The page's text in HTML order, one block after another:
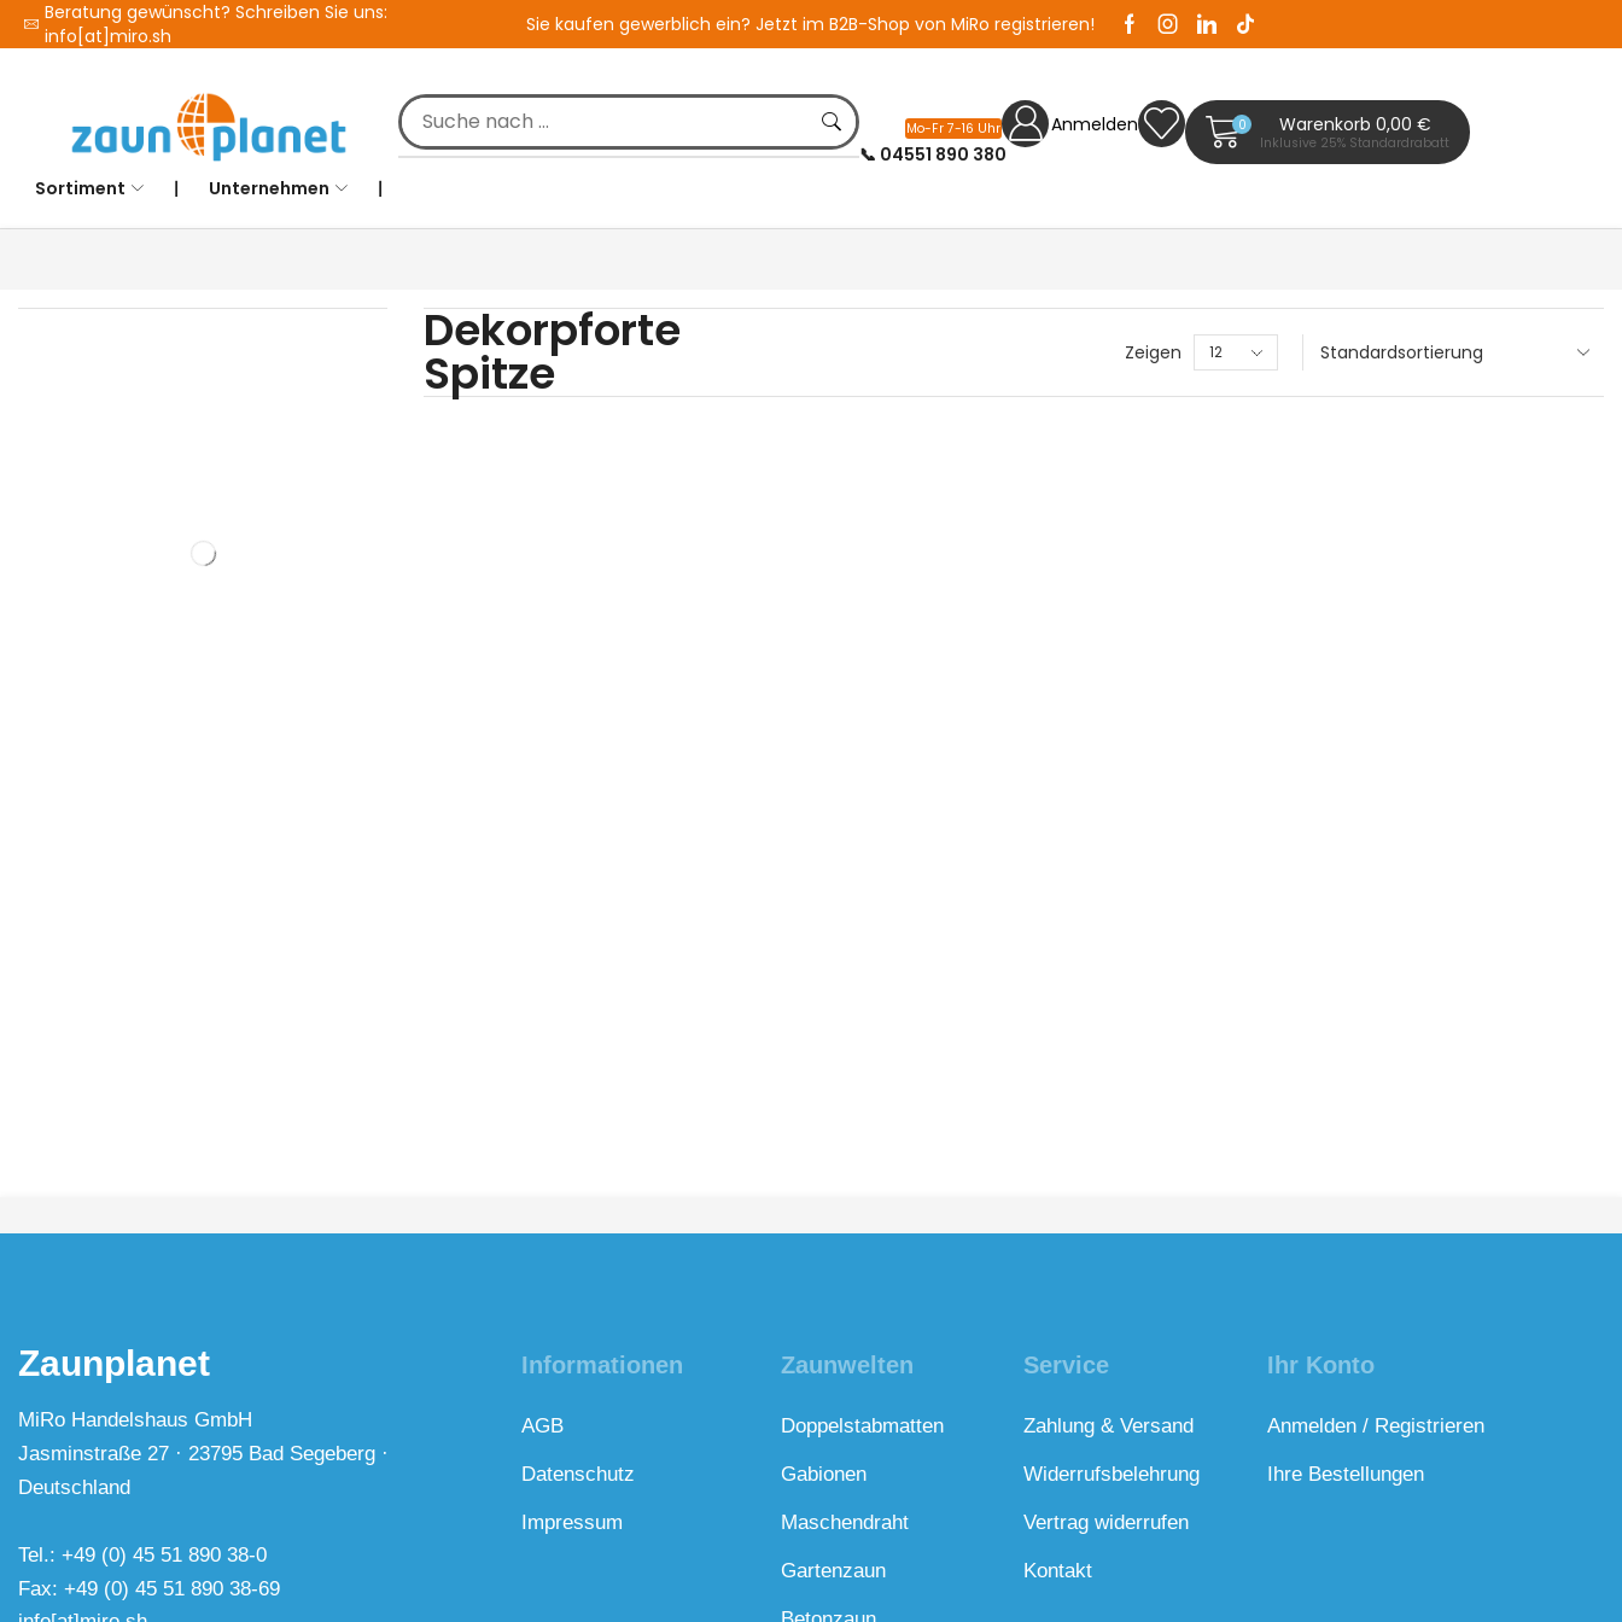
Beratung gewünscht? Schreiben Sie uns:
info[at]miro.sh
Sie kaufen gewerblich ein?Jetzt im B2B-Shop von MiRo registrieren! Zaunplanet ist Ihr Zaunfachhändler in Bad
Sortiment ❘ Unternehmen ❘
Mo-Fr 7-16 Uhr
📞 04551 890 380
Anmelden 0 Warenkorb 0,00 €
Inklusive 25% Standardrabatt
Dekorpforte
Spitze Zeigen
Zaunplanet
MiRo Handelshaus GmbH
Jasminstraße 27 · 23795 Bad Segeberg ·
Deutschland
Tel.: +49 (0) 45 51 890 38-0
Fax: +49 (0) 45 51 890 38-69
Informationen
AGB
Datenschutz
Impressum
Zaunwelten
Doppelstabmatten
Gabionen
Maschendraht
Gartenzaun
Service
Zahlung & Versand
Widerrufsbelehrung
Vertrag widerrufen
Kontakt
Ihr Konto
Anmelden / Registrieren
Ihre Bestellungen